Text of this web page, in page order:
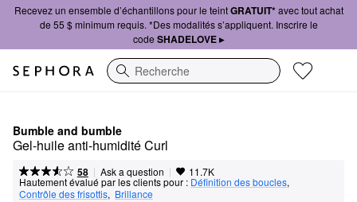
Recevez un ensemble d’échantillons pour le teintGRATUIT*avec tout achat
de 55 $ minimum requis. *Des modalités s’appliquent. Inscrire le
code SHADELOVE ▸
Recherche
Bumble and bumble
Gel-huile anti-humidité Curl
58 | Ask a question | 11.7K
Hautement évalué par les clients pour : Définition des boucles,
Contrôle des frisottis, Brillance